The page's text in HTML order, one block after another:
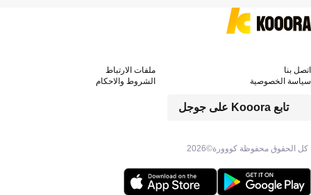
كل الحقوق محفوظة كووورة©2026
تابع Kooora على جوجل
اتصل بنا
ملفات الارتباط
سياسة الخصوصية
الشروط والاحكام